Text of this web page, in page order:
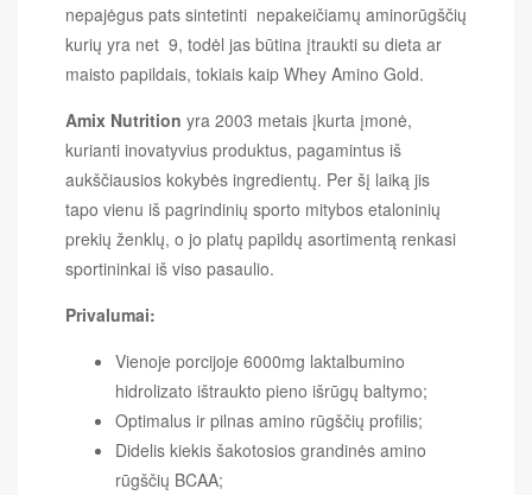
nepajėgus pats sintetinti nepakeičiamų aminorūgščių
kurių yra net 9, todėl jas būtina įtraukti su dieta ar
maisto papildais, tokiais kaip Whey Amino Gold.
Amix Nutrition yra 2003 metais įkurta įmonė,
kurianti inovatyvius produktus, pagamintus iš
aukščiausios kokybės ingredientų. Per šį laiką jis
tapo vienu iš pagrindinių sporto mitybos etaloninių
prekių ženklų, o jo platų papildų asortimentą renkasi
sportininkai iš viso pasaulio.
Privalumai:
Vienoje porcijoje 6000mg laktalbumino
hidrolizato ištraukto pieno išrūgų baltymo;
Optimalus ir pilnas amino rūgščių profilis;
Didelis kiekis šakotosios grandinės amino
rūgščių BCAA;